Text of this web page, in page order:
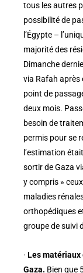
tous les autres
possibilité de
l’Égypte –
majorité des
Dimanche
via Rafah après
point de
deux mois.
besoin de
permis pour se
l’estimation
sortir de Gaza
y compris »
maladies
orthopédiques
groupe de suivi
· Les matériaux
Gaza. Bien que